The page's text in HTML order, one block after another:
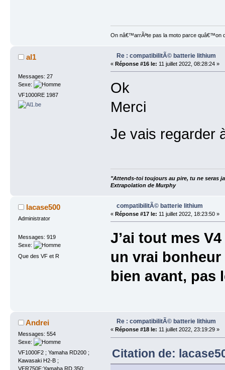
On nâ€™arrÃªte pas la moto parce quâ€™on
al1
Messages: 27
Sexe:
VF1000RE 1987
Re : compatibilitÃ© batterie lithium
« Réponse #16 le: 11 juillet 2022, 08:28:24 »
Ok
Merci
Je vais regarder
"Attends-toi toujours au pire, tu ne seras
Extrapolation de Murphy
lacase500
Administrator
Messages: 919
Sexe:
Que des VF et R
compatibilitÃ© batterie lithium
« Réponse #17 le: 11 juillet 2022, 18:23:50 »
J’ai tout mes
un vrai bonheur
bien avant, pas
Andrei
Messages: 554
Sexe:
VF1000F2 ; Yamaha RD200 ;
Kawasaki H2-B ;
VFR750F;Yamaha RD 350;
Re : compatibilitÃ© batterie lithium
« Réponse #18 le: 11 juillet 2022, 23:19:29 »
Citation de: